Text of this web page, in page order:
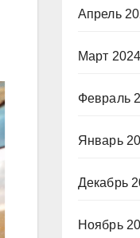
Апрель
Март 2024
Февраль
Январь
Декабрь
Ноябрь